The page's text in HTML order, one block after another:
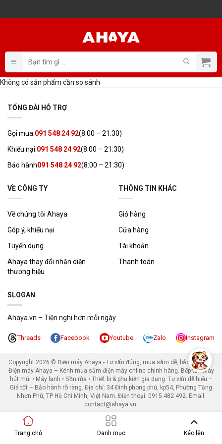
kiếm:
Không có sản phẩm cần so sánh
TỔNG ĐÀI HỖ TRỢ
Gọi mua:091 548 24 92(8:00 – 21:30)
Khiếu nại:091 548 24 92(8:00 – 21:30)
Bảo hành091 548 24 92(8:00 – 21:30)
VỀ CÔNG TY
Về chúng tôi Ahaya
Góp ý, khiếu nại
Tuyển dụng
Ahaya thay đổi nhận diện
thương hiệu
THÔNG TIN KHÁC
Giỏ hàng
Cửa hàng
Tài khoản
Thanh toán
SLOGAN
Ahaya.vn – Tiện nghi hơn mỗi ngày
Threads Facebook Youtube Zalo Instagram
Copyright 2026 © Điện máy Ahaya - Tư vấn đúng, mua sắm dễ, bảo hành rõ.
Điện máy Ahaya – Kênh mua sắm điện máy online chính hãng. Bếp từ • Máy
hút mùi • Máy lạnh • Bồn rửa • Thiết bị & phụ kiện gia dụng. Tư vấn dễ hiểu –
Giá tốt – Bảo hành rõ ràng. Địa chỉ: 34 Đình phong phú, kp54, Phường Tăng
Nhơn Phú, TP Hồ Chí Minh, Việt Nam. Điện thoại: 0915 482 492. Email:
contact@ahaya.vn.
Trang chủ Danh mục Kéo lên